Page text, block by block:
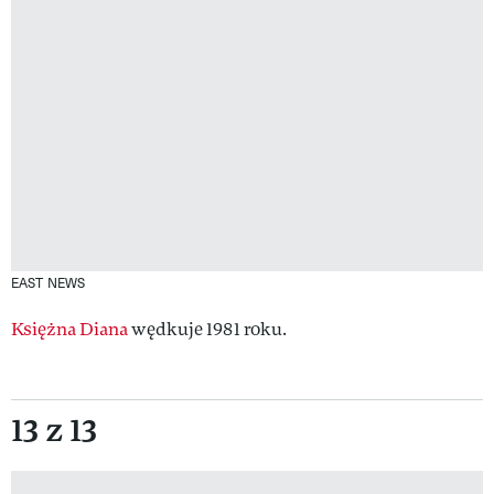
EAST NEWS
Księżna Dianawędkuje 1981 roku.
13 z 13